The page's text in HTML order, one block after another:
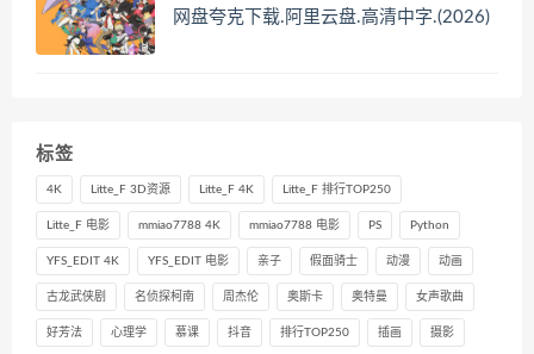
网盘夸克下载.阿里云盘.高清中字.(2026)
标签
4K Litte_F 3D资源 Litte_F 4K Litte_F 排行TOP250
Litte_F 电影 mmiao7788 4K mmiao7788 电影 PS Python
YFS_EDIT 4K YFS_EDIT 电影 亲子 假面骑士 动漫 动画
古龙武侠剧 名侦探柯南 周杰伦 奥斯卡 奥特曼 女声歌曲
好芳法 心理学 慕课 抖音 排行TOP250 插画 摄影